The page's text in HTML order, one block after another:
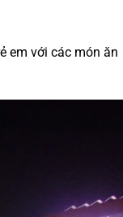
em với các món ăn